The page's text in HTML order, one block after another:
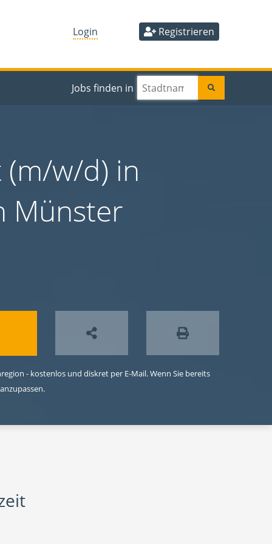
Login Registrieren
Jobs finden in
w/d) in
Münster
- kostenlos und diskret per E-Mail. Wenn Sie bereits